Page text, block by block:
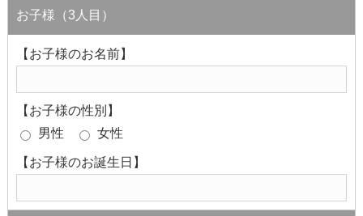
お子様（3人目）
【お子様のお名前】
【お子様の性別】
男性
女性
【お子様のお誕生日】